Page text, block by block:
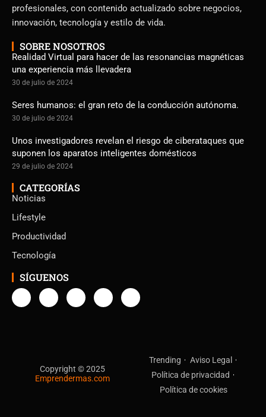
profesionales, con contenido actualizado sobre negocios,
innovación, tecnología y estilo de vida.
SOBRE NOSOTROS
Realidad Virtual para hacer de las resonancias magnéticas
una experiencia más llevadera
30 de julio de 2024
Seres humanos: el gran reto de la conducción autónoma.
30 de julio de 2024
Unos investigadores revelan el riesgo de ciberataques que
suponen los aparatos inteligentes domésticos
29 de julio de 2024
CATEGORÍAS
Noticias
Lifestyle
Productividad
Tecnología
SÍGUENOS
Copyright © 2025
Emprendermas.com
Trending
Aviso Legal
Política de privacidad
Política de cookies